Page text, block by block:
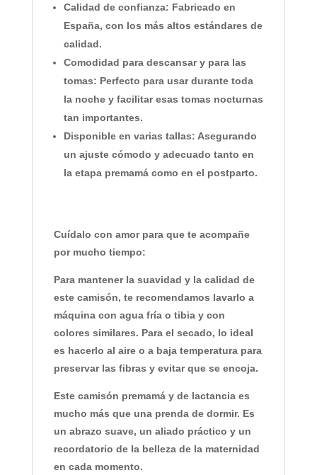
Calidad de confianza: Fabricado en
España, con los más altos estándares de
calidad.
Comodidad para descansar y para las
tomas: Perfecto para usar durante toda
la noche y facilitar esas tomas nocturnas
tan importantes.
Disponible en varias tallas: Asegurando
un ajuste cómodo y adecuado tanto en
la etapa premamá como en el postparto.
Cuídalo con amor para que te acompañe
por mucho tiempo:
Para mantener la suavidad y la calidad de
este camisón, te recomendamos lavarlo a
máquina con agua fría o tibia y con
colores similares. Para el secado, lo ideal
es hacerlo al aire o a baja temperatura para
preservar las fibras y evitar que se encoja.
Este camisón premamá y de lactancia es
mucho más que una prenda de dormir. Es
un abrazo suave, un aliado práctico y un
recordatorio de la belleza de la maternidad
en cada momento.